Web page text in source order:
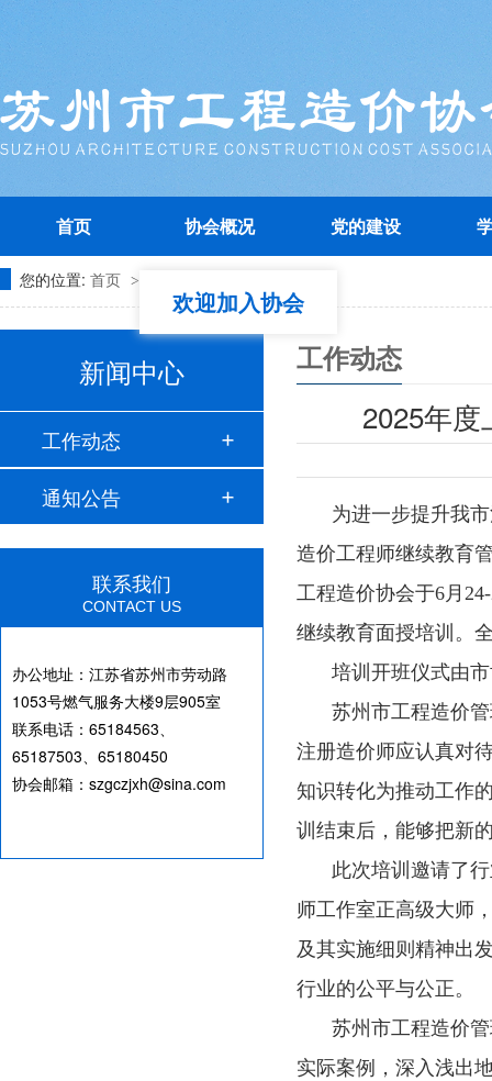
首页 协会概况 党的建设
您的位置: 首页 >
新闻中心
工作动态
通知公告
联系我们
CONTACT US
办公地址： 江苏省苏州市劳动路
1053号燃气服务大楼9层905室
联系电话：65184563、
65187503、65180450
协会邮箱：szgczjxh@sina.com
工作动态
2025年
为进一步提升我
造价工程师继续教育
工程造价协会于6月
继续教育面授培训。
培训开班仪式由
苏州市工程造价
注册造价师应认真对
知识转化为推动工作
训结束后，能够把新
此次培训邀请了
师工作室正高级大师
及其实施细则精神出
行业的公平与公正。
苏州市工程造价
实际案例，深入浅出
欢迎加入协会